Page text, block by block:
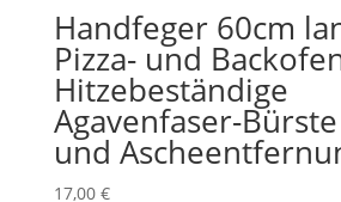
Handfeger 60cm
Pizza- und
Hitzebeständige
Agavenfaser-
und
17,00 €